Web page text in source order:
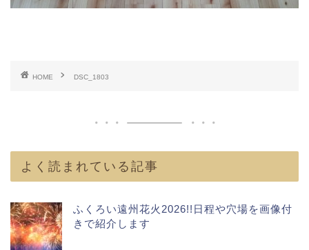
HOME DSC_1803
よく読まれている記事
ふくろい遠州花火2026!!日程や穴場を画像付
きで紹介します